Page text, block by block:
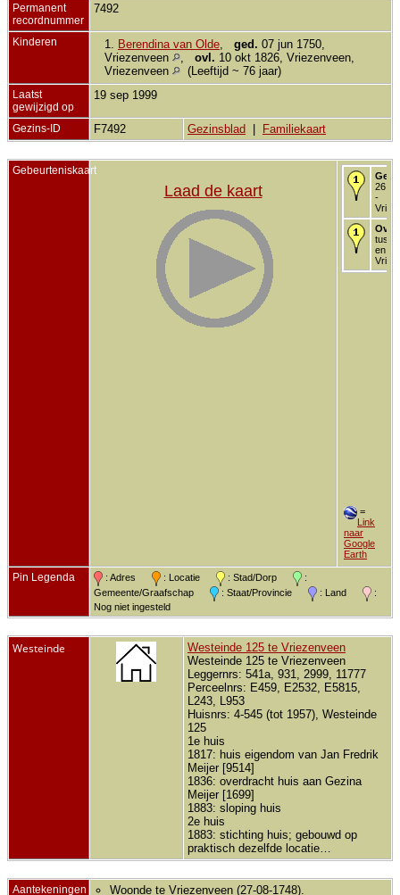
Permanent
recordnummer
7492
Kinderen 1. Berendina van Olde ged. 07 jun 1750,
Vriezenveen
ovl. 10 okt 1826, Vriezenveen,
Vriezenveen
(Leeftijd ~ 76 jaar)
Laatst
gewijzigd op
19 sep 1999
Gezins-ID F7492 Gezinsblad Familiekaart
Gebeurteniskaart
Laad de kaart
26
-
en
=
Link
naar
Google
Earth
Pin Legenda : Adres : Locatie : Stad/Dorp
:
Gemeente/Graafschap
: Staat/Provincie : Land
:
Nog niet ingesteld
Westeinde
Westeinde 125 te Vriezenveen
Westeinde 125 te Vriezenveen
Leggernrs: 541a, 931, 2999, 11777
Perceelnrs: E459, E2532, E5815,
L243, L953
Huisnrs: 4-545 (tot 1957), Westeinde
125
1e huis
1817: huis eigendom van Jan Fredrik
Meijer [9514]
1836: overdracht huis aan Gezina
Meijer [1699]
1883: sloping huis
2e huis
1883: stichting huis; gebouwd op
praktisch dezelfde locatie…
Aantekeningen Woonde te Vriezenveen (27-08-1748).